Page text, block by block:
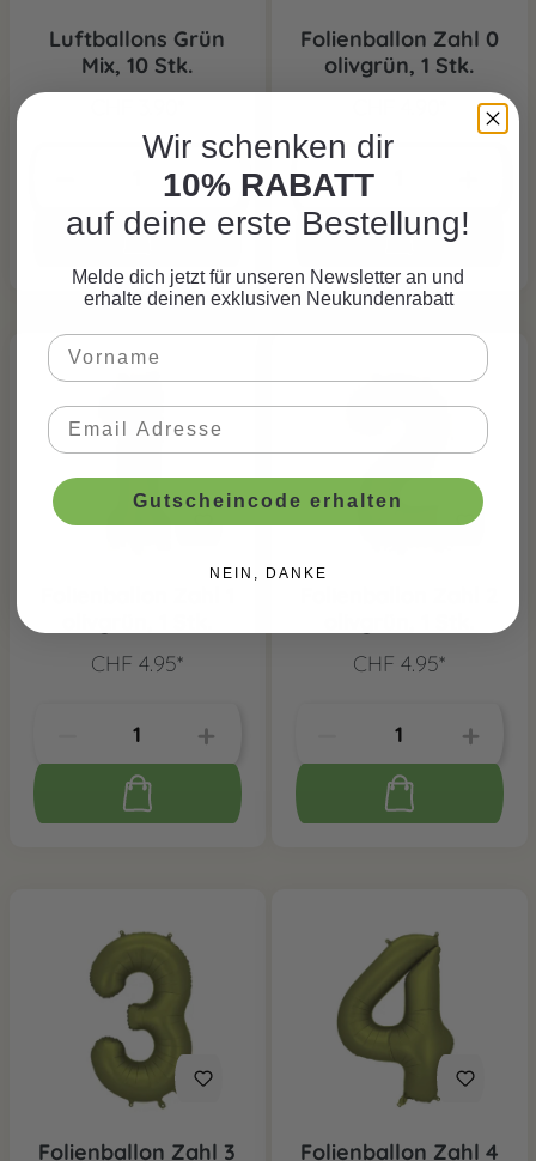
Luftballons Grün
Mix, 10 Stk.
Folienballon Zahl 0
olivgrün, 1 Stk.
CHF 4.95*
CHF 4.95*
Folienballon Zahl 3 Folienballon Zahl 4
Wir schenken dir
10% RABATT
auf deine erste Bestellung!
Melde dich jetzt für unseren Newsletter an und
erhalte deinen exklusiven Neukundenrabatt
Gutscheincode erhalten
NEIN, DANKE